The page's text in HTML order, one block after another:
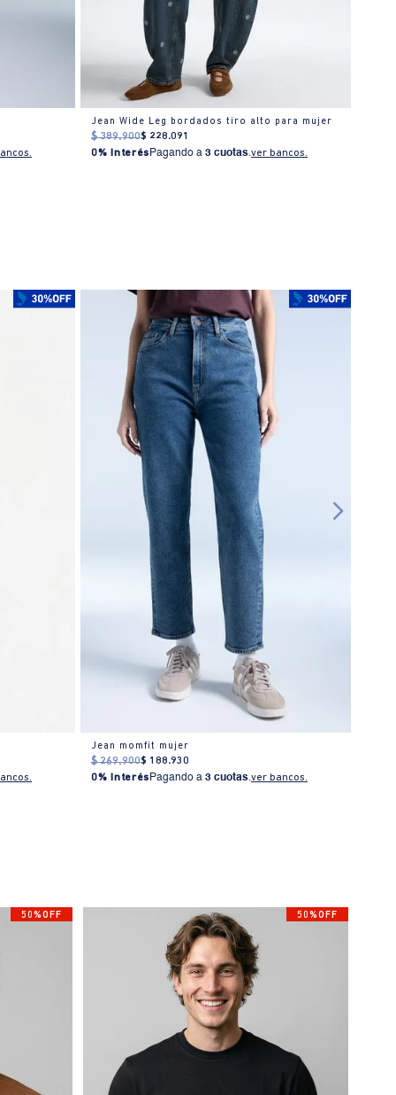
Jean Wide Leg bordados tiro alto para mujer
$ 389.900$ 228.091
0% Interés Pagando a3 cuotas.ver bancos.
Jean momfit mujer
$ 269.900$ 188.930
0% Interés Pagando a3 cuotas.ver bancos.
50%OFF 50%OFF